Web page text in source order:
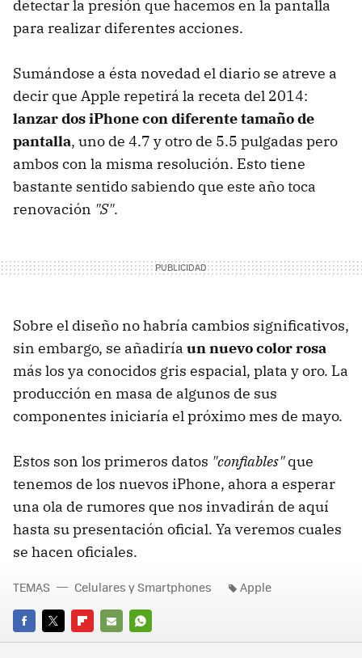
detectar la presión que hacemos en la pantalla
para realizar diferentes acciones.
Sumándose a ésta novedad el diario se atreve a
decir que Apple repetirá la receta del 2014:
lanzar dos iPhone con diferente tamaño de
pantalla, uno de 4.7 y otro de 5.5 pulgadas pero
ambos con la misma resolución. Esto tiene
bastante sentido sabiendo que este año toca
renovación "S".
Sobre el diseño no habría cambios significativos,
sin embargo, se añadiría un nuevo color rosa
más los ya conocidos gris espacial, plata y oro. La
producción en masa de algunos de sus
componentes iniciaría el próximo mes de mayo.
Estos son los primeros datos "confiables"que
tenemos de los nuevos iPhone, ahora a esperar
una ola de rumores que nos invadirán de aquí
hasta su presentación oficial. Ya veremos cuales
se hacen oficiales.
FACEBOOK
TWITTERFLIPBOARD
E-
WHATSAPP
TEMAS Celulares y Smartphones Apple